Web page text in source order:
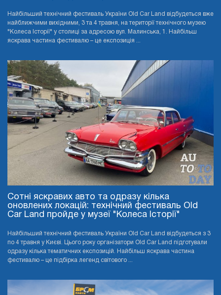
Найбільший технічний фестиваль України Old Car Land відбудеться вже
найближчими вихідними, 3 та 4 травня, на території технічного музею
"Колеса Історії" у столиці за адресою вул. Малинська, 1. Найбільш
яскрава частина фестивалю – це експозиція ...
Сотні яскравих авто та одразу кілька
оновлених локацій: технічний фестиваль Old
Car Land пройде у музеї "Колеса Історії"
Найбільший технічний фестиваль України Old Car Land відбудеться з 3
по 4 травня у Києві. Цього року організатори Old Car Land підготували
одразу кілька тематичних експозицій. Найбільш яскрава частина
фестивалю – це підбірка легенд світового ...